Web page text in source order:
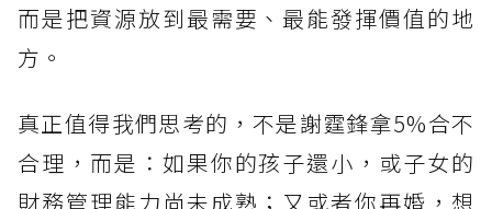
而是把資源放到最需要、最能發揮價值的地
方。
真正值得我們思考的，不是謝霆鋒拿5%合不
合理，而是：如果你的孩子還小，或子女的
財務管理能力尚未成熟；又或者你再婚，想